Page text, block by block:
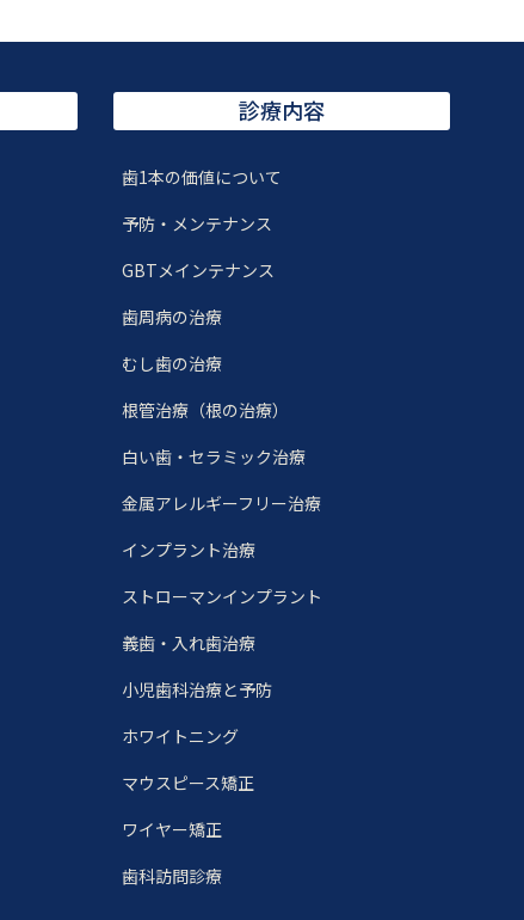
診療内容
歯1本の価値について
予防・メンテナンス
GBTメインテナンス
歯周病の治療
むし歯の治療
根管治療（根の治療）
白い歯・セラミック治療
金属アレルギーフリー治療
インプラント治療
ストローマンインプラント
義歯・入れ歯治療
小児歯科治療と予防
ホワイトニング
マウスピース矯正
ワイヤー矯正
歯科訪問診療